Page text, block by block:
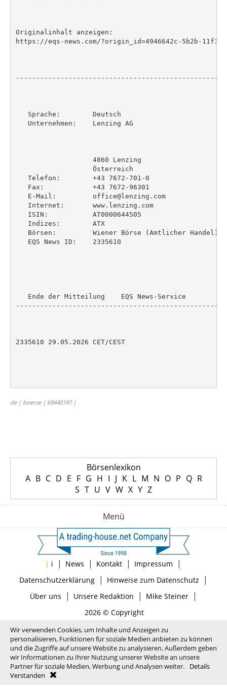
Originalinhalt anzeigen:
https://eqs-news.com/?origin_id=4946642c-5b2b-11f1-
   Sprache:        Deutsch
   Unternehmen:    Lenzing AG
                   4860 Lenzing
                   Österreich
   Telefon:        +43 7672-701-0
   Fax:            +43 7672-96301
   E-Mail:         office@lenzing.com
   Internet:       www.lenzing.com
   ISIN:           AT0000644505
   Indizes:        ATX
   Börsen:         Wiener Börse (Amtlicher Handel)
   EQS News ID:    2335610
   Ende der Mitteilung    EQS News-Service
2335610 29.05.2026 CET/CEST
de | boerse | 69440197 |
Börsenlexikon
A B C D E F G H I J K L M N O P Q R
S T U V W X Y Z
Menü
| i | News | Kontakt | Impressum |
Datenschutzerklärung| Hinweise zum Datenschutz |
Über uns | Unsere Redaktion | Mike Steiner|
2026 © Copyright
Wir verwenden Cookies, um Inhalte und Anzeigen zu
personalisieren, Funktionen für soziale Medien anbieten zu können
und die Zugriffe auf unsere Website zu analysieren. Außerdem geben
wir Informationen zu Ihrer Nutzung unserer Website an unsere
Partner für soziale Medien, Werbung und Analysen weiter.
Details
Verstanden